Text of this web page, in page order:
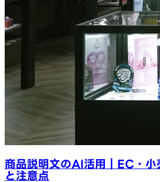
商品説明文のAI活用｜EC・小
と注意点